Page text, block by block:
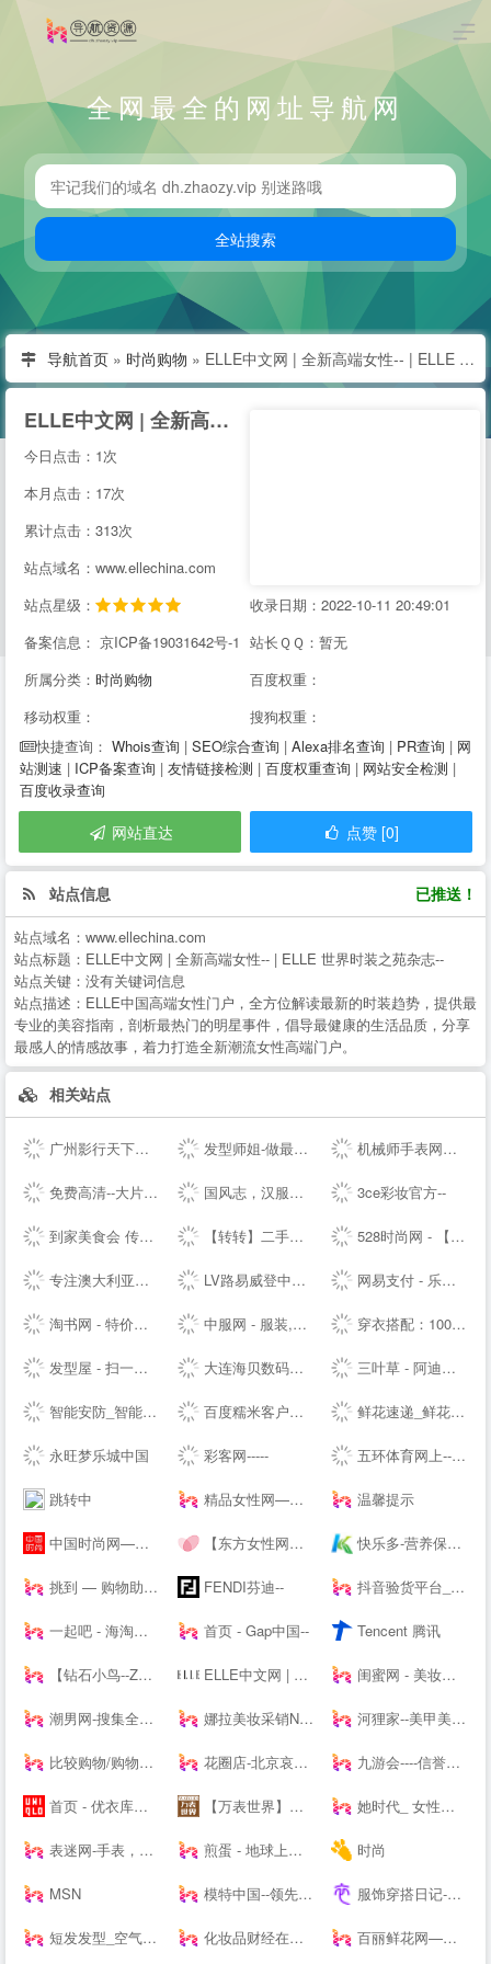
全网最全的网址导航网
导航首页 » 时尚购物 » ELLE中文网 | 全新高端女性-- | ELLE 世界时装之苑杂志--
ELLE中文网 | 全新高端女性-- | ELLE 世界时装之苑杂志--
今日点击：1次
本月点击：17次
累计点击：313次
站点域名：www.ellechina.com
站点星级：
收录日期：2022-10-11 20:49:01
备案信息： 京ICP备19031642号-1 站长ＱＱ：暂无
所属分类： 时尚购物
百度权重：
移动权重：
搜狗权重：
快捷查询： Whois查询 | SEO综合查询 | Alexa排名查询 | PR查询 | 网
站测速 | ICP备案查询 | 友情链接检测 | 百度权重查询 | 网站安全检测 |
百度收录查询
网站直达 点赞 [0]
站点信息 已推送！
站点域名： www.ellechina.com
站点标题： ELLE中文网 | 全新高端女性-- | ELLE 世界时装之苑杂志--
站点关键： 没有关键词信息
站点描述： ELLE中国高端女性门户，全方位解读最新的时装趋势，提供最
专业的美容指南，剖析最热门的明星事件，倡导最健康的生活品质，分享
最感人的情感故事，着力打造全新潮流女性高端门户。
相关站点
广州影行天下文化传播有限公司 发型师姐-做最贴心的发型设计网 机械师手表网—海外自营仓储直邮手表，名表百年品牌文化
免费高清--大片_每日更新不停播_一起看剧吧 国风志，汉服正版导航站 Guofengzhi, Hanfu Genuine Navigation Station | 3ce彩妆官方--
到家美食会 传递好滋味 【转转】二手交易网,二手手机交易网,58闲置交易APP,转转客服 528时尚网 - 【HAO528时尚网】
专注澳大利亚特产和新西兰特产的澳洲中文网 - 0061澳洲制造 LV路易威登中国-- - LOUIS VUITTON官方--中文版 | LV-- 网易支付 - 乐生活，易支付
淘书网 - 特价好书天天抢 中服网 - 服装,服饰,服装品牌,服装招商,服装代理加盟,女装,男装,童装,休闲装,服装媒体,服装设计,服装资讯 穿衣搭配：100款服装搭配技巧-穿衣搭配网-搭配搜
发型屋 - 扫一扫自己脸型配发型设计软件 大连海贝数码网--集中采购/免费送货/免费报价/免费咨询/优质服务 三叶草 - 阿迪达斯三叶草 - 三叶草--
智能安防_智能家居_智能办公_人工智能机器人-梨花恋-- 百度糯米客户端--百度糯米--客户端下载页 鲜花速递_鲜花网速递_鲜花配送【快至1小时送达】
永旺梦乐城中国 彩客网----- 五环体育网上--hiwuhuan.com-运动鞋服1-8折起，户外品牌低至1折，专柜正品，耐克，阿迪达斯，匡威，户外鞋，篮球鞋，足球鞋，慢跑鞋，实体店供货
跳转中 精品女性网—都市白领最喜爱的高端女性新媒体平台 温馨提示
中国时尚网—国内时尚潮流生活方式融媒体平台 【东方女性网】女人我最大做时尚潮女人_时尚潮流女性_时尚女人 快乐多-营养保健,美容护肤品专业网,打造品质好生活,值得信赖
挑到 — 购物助手 超值商品每日海量快报 FENDI芬迪-- 抖音验货平台_抖音带货达人-种草之家
一起吧 - 海淘购物网站大全，国外购物海外购，全球品牌商家华人网购导航 首页 - Gap中国-- Tencent 腾讯
【钻石小鸟--Zbird】-网购珠宝专业品牌 ELLE中文网 | 全新高端女性-- | ELLE 世界时装之苑杂志-- 闺蜜网 - 美妆互动媒体 消费参考决策入口
潮男网-搜集全球潮牌及球鞋潮流情报「潮牌球鞋综合站」 娜拉美妆采销NALA - 为全球美妆商家提供采销服务的平台 河狸家--美甲美容美发美妆，上门服务
比较购物/购物搜索/购物返现/-顶九比价购物搜索引擎 花圈店-北京哀思无限花圈店专业提供|花圈|殡葬花圈|殡仪花圈|葬礼花圈|丧礼花圈|祭奠花圈|吊唁花圈|丧事花圈|白事花圈|哀思花圈|公祭花圈|花篮|殡葬花篮|葬礼花篮|吊唁花篮|悼念花篮|丧事花篮|祭奠花束|吊唁花束|遗像托花|灵堂布置业务及在线订购花圈速递全国业务的服务商。 九游会----信誉保证
首页 - 优衣库网络-- 【万表世界】全球名表资讯互动平台！全球名表品牌文化、资讯、活动，手表知识、手表导购、手表鉴赏 她时代_ 女性时尚生活网站|Smartshe-全球时尚分享平台
表迷网-手表，名表，腕表-我的手表网，我的手表专家。 煎蛋 - 地球上没有新鲜事 时尚
MSN 模特中国--领先的模特资讯及模特培训---- 服饰穿搭日记-记录服饰美食精彩_潮流服装搭配技巧_穿衣搭配经验_服饰搭配穿衣打扮指南
短发发型_空气刘海_流行发型设计网_美发街 化妆品财经在线-用记录凝视产业 百丽鲜花网—鲜花速递领先品牌,网上花店提供网上订花、送花服务